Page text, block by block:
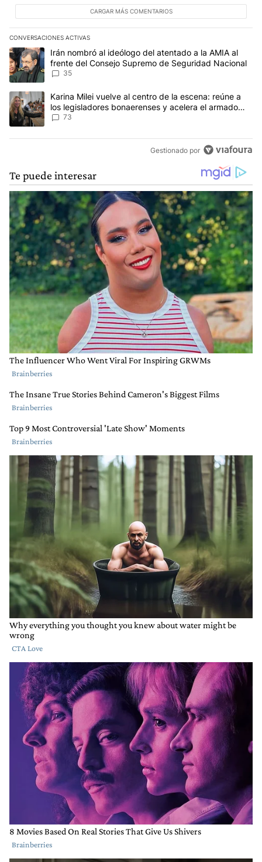
CARGAR MÁS COMENTARIOS
CONVERSACIONES ACTIVAS
Este listado muestra los artículos con más comentarios en los
Un artículo de tendencia con el título "Irán nombró al ideólogo
Irán nombró al ideólogo del atentado a la AMIA al
frente del Consejo Supremo de Seguridad Nacional
35
Un artículo de tendencia con el título "Karina Milei vuelve al
Karina Milei vuelve al centro de la escena: reúne a
los legisladores bonaerenses y acelera el armado
para 2027
73
Gestionado por